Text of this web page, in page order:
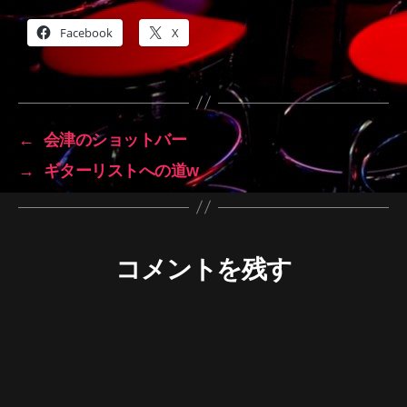
Facebook X
←
会津のショットバー
→
ギターリストへの道w
コメントを残す